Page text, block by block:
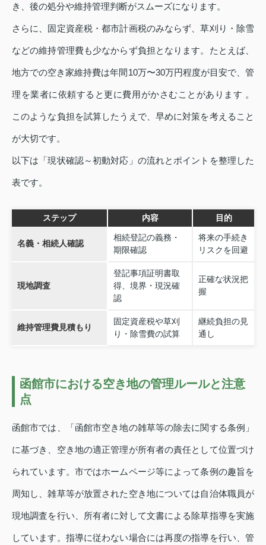
き、後の処分や維持管理判断がスムーズになります。
さらに、固定資産税・都市計画税のみならず、草刈り・除雪
などの維持管理費も少なからず負担となります。たとえば、
地方での空き家維持費は年間10万〜30万円程度が目安で、管
理を業者に依頼すると更に費用がかさむことがあります 。
このような負担を試算したうえで、早めに対策を考えること
が大切です。
以下は「現状確認～初動対応」の流れとポイントを整理した
表です。
ステップ 内容 目的
名義・相続人確認
相続登記の義務・
期限確認
将来の手続き
リスクを回避
現地調査
登記事項証明書取
得、境界・現況確
認
正確な状況把
握
維持管理費見積もり
固定資産税や草刈
り・除雪費の試算
継続負担の見
通し
函館市における空き地の管理ルールと注意
点
函館市では、「函館市空き地の雑草等の除去に関する条例」
に基づき、空き地の適正管理が所有者の責任として位置づけ
られています。市ではホームページ等によって条例の趣旨を
周知し、雑草等が放置された空き地については自治体職員が
現地調査を行い、所有者に対して文書による除草指導を実施
しています。指導に従わない場合には再度の指導を行い、管